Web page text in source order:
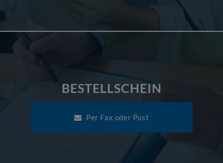
BESTELLSCHEIN
Per Fax oder Post